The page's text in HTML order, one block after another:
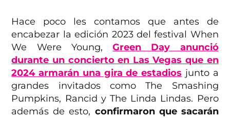
Hace poco les contamos que antes de
encabezar la edición 2023 del festival When
We Were Young,Green Day anunció
durante un concierto en Las Vegas que en
2024 armarán una gira de estadios junto a
grandes invitados como The Smashing
Pumpkins, Rancid y The Linda Lindas. Pero
además de esto, confirmaron que sacarán